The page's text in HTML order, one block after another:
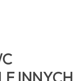
INNYCH